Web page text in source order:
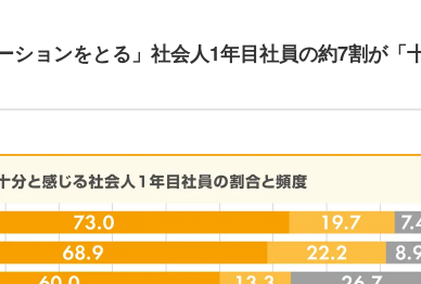
ションをとる」社会人1年目社員の約7割が「